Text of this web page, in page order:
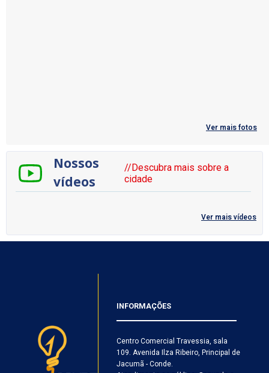
Ver mais fotos
Nossos
vídeos
//Descubra mais sobre a
cidade
Ver mais vídeos
INFORMAÇÕES
Centro Comercial Travessia, sala
109. Avenida Ilza Ribeiro, Principal de
Jacumã - Conde.